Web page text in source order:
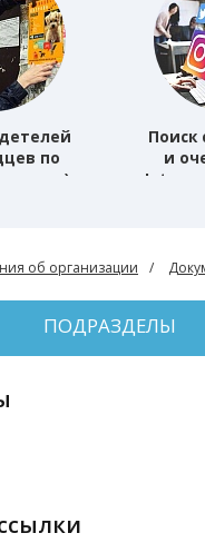
по
Поиск
и
об организации
ПОДРАЗДЕЛЫ